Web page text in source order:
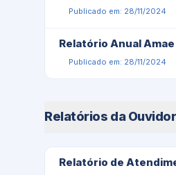
Publicado em: 28/11/2024
Relatório Anual Amae
Publicado em: 28/11/2024
Relatórios da
Relatório de